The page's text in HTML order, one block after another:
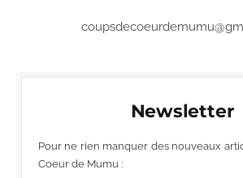
Newsletter
Pour ne rien manquer des nouveaux
Coeur de Mumu :